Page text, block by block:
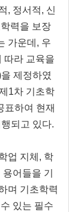
, 정서적, 신
력을 보장
가운데, 우
따라 교육을
제정하였
1차 기초학
표하여 현재
되고 있다.
업 지체, 학
어들을 기
며 기초학력
있는 필수